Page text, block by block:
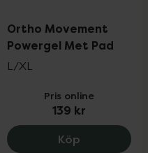
heel mask, 139 kr.
Ortho Movement
Powergel Met Pad
L/XL
Pris online
139 kr
Köp Ortho